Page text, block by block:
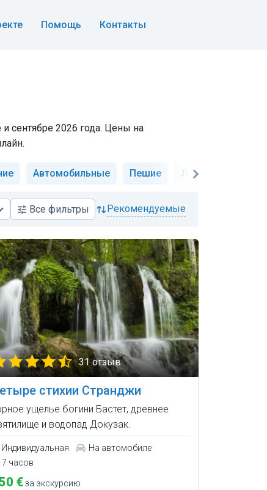
Помощь Контакты
сентябре 2026 года. Цены на
Автомобильные Пешие Лучшие
Все фильтры рекомендуемые
31 отзыв
стихии Странджи
ущелье богини Бастет, древнее
и водопад Докузак.
Индивидуальная
На автомобиле
7 часов
€за экскурсию